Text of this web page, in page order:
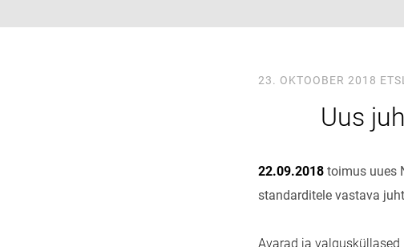
23. OKTOOBER 2018
Uus
22.09.2018 toimus uues
standarditele vastava
Avarad ja